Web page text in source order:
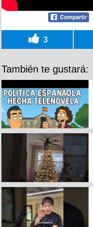
3
También te gustará: